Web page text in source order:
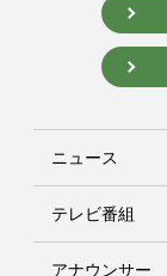
ニュース
テレビ番組
アナウンサー